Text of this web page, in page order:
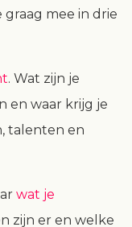
mee in drie
. Wat zijn je
en waar krijg je
talenten en
wat je
zijn er en welke